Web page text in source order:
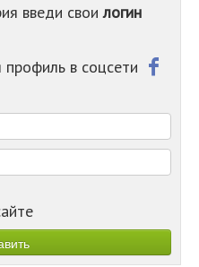
-
-
введи своилогин
в соцсети